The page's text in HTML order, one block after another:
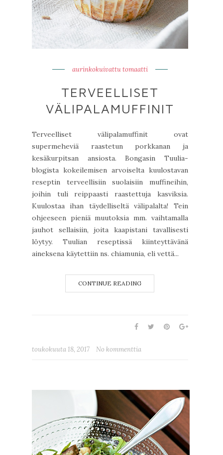
aurinkokuivattu tomaatti
TERVEELLISET
VÄLIPALAMUFFINIT
Terveelliset välipalamuffinit ovat
supermeheviä raastetun porkkanan ja
kesäkurpitsan ansiosta. Bongasin Tuulia-
blogista kokeilemisen arvoiselta kuulostavan
reseptin terveellisiin suolaisiin muffineihin,
joihin tuli reippaasti raastettuja kasviksia.
Kuulostaa ihan täydelliseltä välipalalta! Tein
ohjeeseen pieniä muutoksia mm. vaihtamalla
jauhot sellaisiin, joita kaapistani tavallisesti
löytyy. Tuulian reseptissä kiinteyttävänä
aineksena käytettiin ns. chiamunia, eli vettä...
CONTINUE READING
toukokuuta 18, 2017 No kommenttia